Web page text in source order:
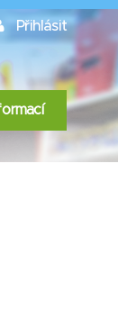
Přihlásit